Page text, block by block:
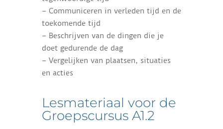
– Communiceren in verleden tijd en de
toekomende tijd
– Beschrijven van de dingen die je
doet gedurende de dag
– Vergelijken van plaatsen, situaties
en acties
Lesmateriaal voor de
Groepscursus A1.2